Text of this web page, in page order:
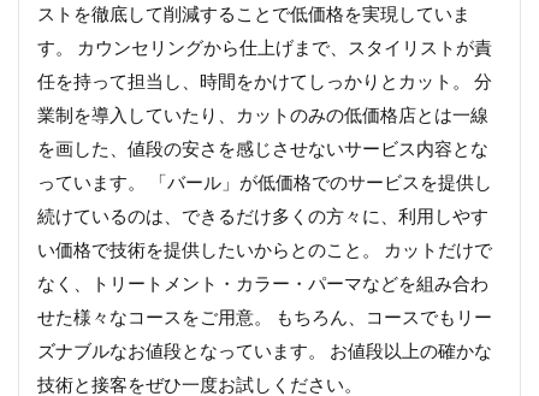
ストを徹底して削減することで低価格を実現していま
す。 カウンセリングから仕上げまで、スタイリストが責
任を持って担当し、時間をかけてしっかりとカット。 分
業制を導入していたり、カットのみの低価格店とは一線
を画した、値段の安さを感じさせないサービス内容とな
っています。 「バール」が低価格でのサービスを提供し
続けているのは、できるだけ多くの方々に、利用しやす
い価格で技術を提供したいからとのこと。 カットだけで
なく、トリートメント・カラー・パーマなどを組み合わ
せた様々なコースをご用意。 もちろん、コースでもリー
ズナブルなお値段となっています。 お値段以上の確かな
技術と接客をぜひ一度お試しください。